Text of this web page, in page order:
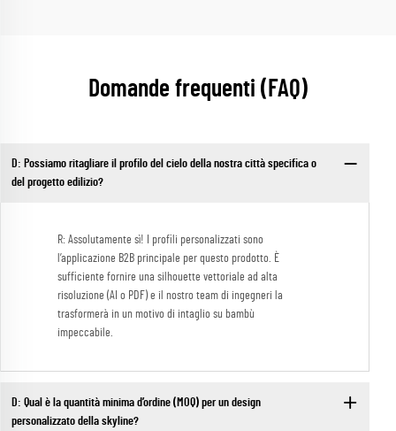
Domande frequenti (FAQ)
D: Possiamo ritagliare il profilo del cielo della nostra città specifica o
del progetto edilizio?
R: Assolutamente sì! I profili personalizzati sono
l’applicazione B2B principale per questo prodotto. È
sufficiente fornire una silhouette vettoriale ad alta
risoluzione (AI o PDF) e il nostro team di ingegneri la
trasformerà in un motivo di intaglio su bambù
impeccabile.
D: Qual è la quantità minima d’ordine (MOQ) per un design
personalizzato della skyline?